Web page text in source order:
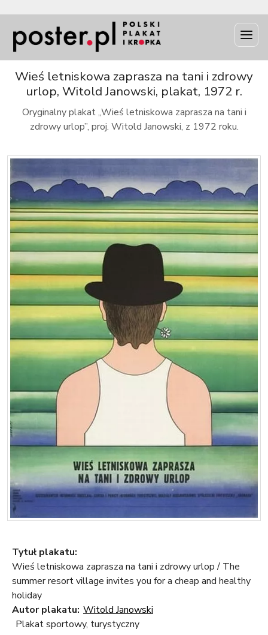
Wieś letniskowa zaprasza na tani i zdrowy
urlop, Witold Janowski, plakat, 1972 r.
Oryginalny plakat „Wieś letniskowa zaprasza na tani i
zdrowy urlop”, proj. Witold Janowski, z 1972 roku.
Tytuł plakatu:
Wieś letniskowa zaprasza na tani i zdrowy urlop / The
summer resort village invites you for a cheap and healthy
holiday
Autor plakatu: Witold Janowski
Plakat sportowy, turystyczny